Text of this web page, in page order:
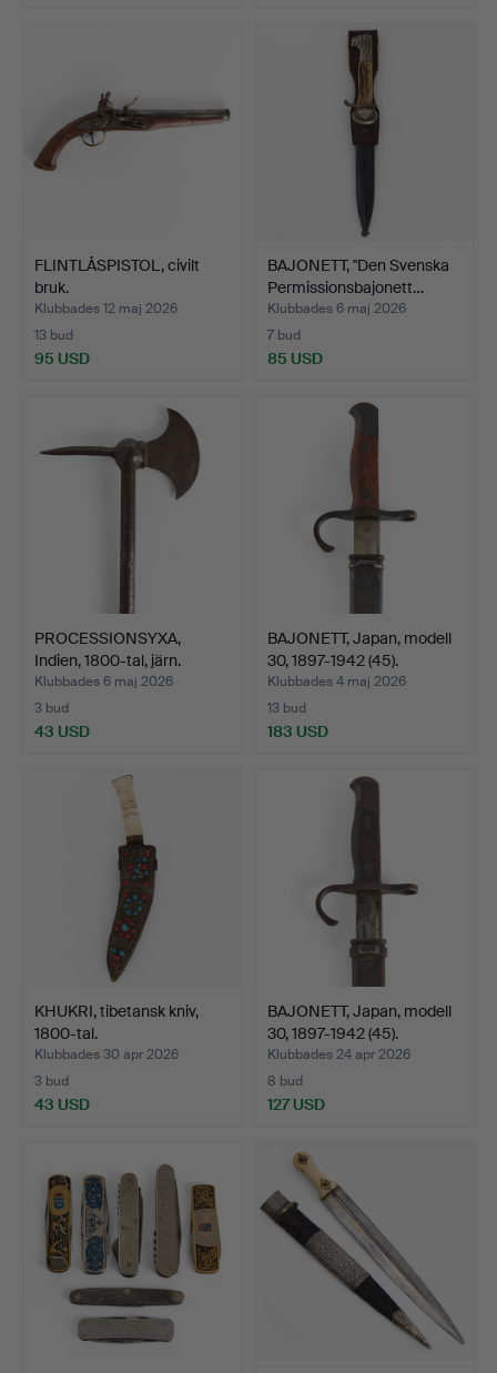
FLINTLÅSPISTOL, civilt
bruk.
Klubbades 12 maj 2026
13 bud
95 USD
BAJONETT, "Den Svenska
Permissionsbajonett…
Klubbades 6 maj 2026
7 bud
85 USD
PROCESSIONSYXA,
Indien, 1800-tal, järn.
Klubbades 6 maj 2026
3 bud
43 USD
BAJONETT, Japan, modell
30, 1897-1942 (45).
Klubbades 4 maj 2026
13 bud
183 USD
KHUKRI, tibetansk kniv,
1800-tal.
Klubbades 30 apr 2026
3 bud
43 USD
BAJONETT, Japan, modell
30, 1897-1942 (45).
Klubbades 24 apr 2026
8 bud
127 USD